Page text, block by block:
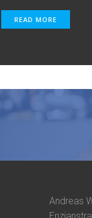
READ MORE
Andreas